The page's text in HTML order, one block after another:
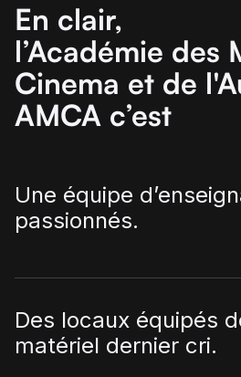
En clair,
l’Académie des
Cinema et de
AMCA c’est
Une équipe
passionnés.
Des locaux équipés
matériel dernier cri.